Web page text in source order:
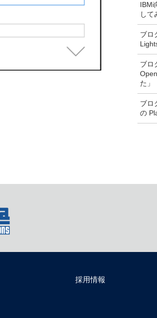
IBMi
して
ブロ
ブロ
た」
ブロ
の
採用情報